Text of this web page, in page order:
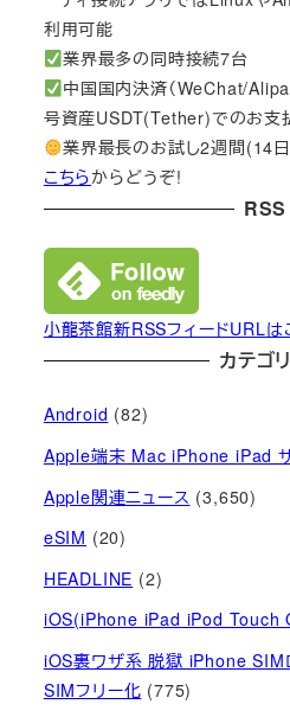
利用可能
業界最多の同時接続7台
中国国内決済（WeChat/
号資産USDT(Tether)でのお支
業界最長のお試し2週間(14
こちらからどうぞ!
RSS
小龍茶館新RSSフィードURLは
カテゴ
Android (82)
Apple端末 Mac iPhone iPad
Apple関連ニュース (3,650)
eSIM (20)
HEADLINE (2)
iOS(iPhone iPad iPod Touch
iOS裏ワザ系 脱獄 iPhone SIM
SIMフリー化 (775)